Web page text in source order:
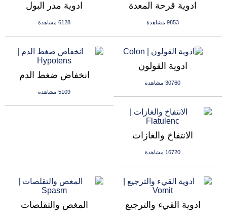
ادوية مدر البول
6128 مشاهدة
ادوية قرحة المعدة
9853 مشاهدة
انخفاض ضغط الدم
5109 مشاهدة
ادوية القولون
30760 مشاهدة
الانتفاخ والغازات
16720 مشاهدة
المغص والتقلصات ادوية القيء والترجيع